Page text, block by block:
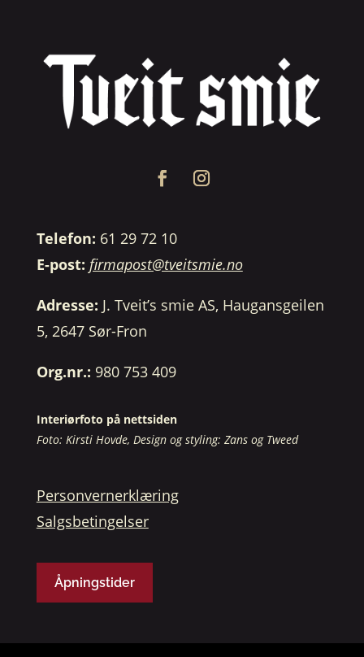
Telefon: 61 29 72 10
E-post: firmapost@tveitsmie.no
Adresse: J. Tveit’s smie AS, Haugansgeilen
5, 2647 Sør-Fron
Org.nr.: 980 753 409
Interiørfoto på nettsiden
Foto: Kirsti Hovde, Design og styling: Zans og Tweed
Personvernerklæring
Salgsbetingelser
Åpningstider